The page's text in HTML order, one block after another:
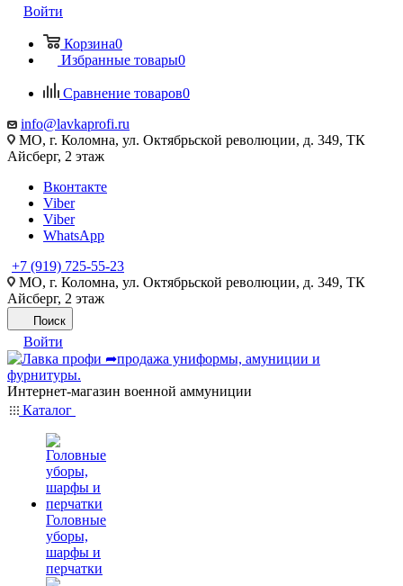
Войти
Корзина0
Избранные товары0
Сравнение товаров0
info@lavkaprofi.ru
МО, г. Коломна, ул. Октябрьской революции, д. 349, ТК
Айсберг, 2 этаж
Вконтакте
Viber
Viber
WhatsApp
+7 (919) 725-55-23
МО, г. Коломна, ул. Октябрьской революции, д. 349, ТК
Айсберг, 2 этаж
Поиск
Войти
Интернет-магазин военной аммуниции
Каталог
Головные
уборы,
шарфы и
перчатки